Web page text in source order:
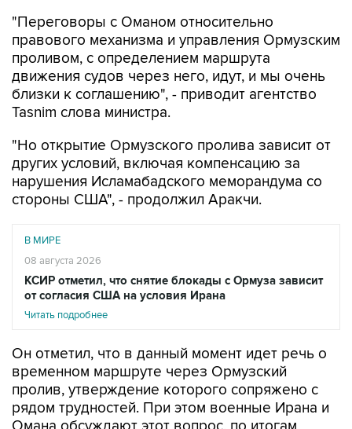
"Переговоры с Оманом относительно
правового механизма и управления Ормузским
проливом, с определением маршрута
движения судов через него, идут, и мы очень
близки к соглашению", - приводит агентство
Tasnim слова министра.
"Но открытие Ормузского пролива зависит от
других условий, включая компенсацию за
нарушения Исламабадского меморандума со
стороны США", - продолжил Аракчи.
В МИРЕ
08 августа 2026
КСИР отметил, что снятие блокады с Ормуза зависит
от согласия США на условия Ирана
Читать подробнее
Он отметил, что в данный момент идет речь о
временном маршруте через Ормузский
пролив, утверждение которого сопряжено с
рядом трудностей. При этом военные Ирана и